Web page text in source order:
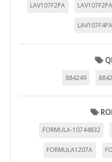
LAV107F2PA
884249
FORMULA-10744832
FORMULA1207A